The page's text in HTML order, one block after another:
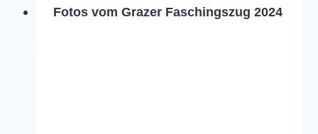
Fotos vom Grazer Faschingszug 2024